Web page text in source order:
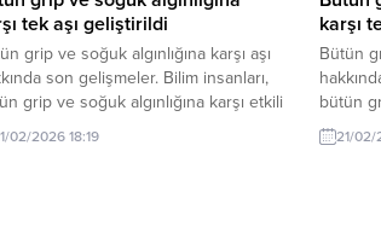
tek aşı geliştirildi
grip ve soğuk algınlığına karşı aşı
son gelişmeler. Bilim insanları,
grip ve soğuk algınlığına karşı etkili
aşı geliştirdi. Bu yenilik, salgınlarla
önemli bir adım olabilir.
02/2026 18:19
karşı
Bütün
bütün
tek bir
21/02/